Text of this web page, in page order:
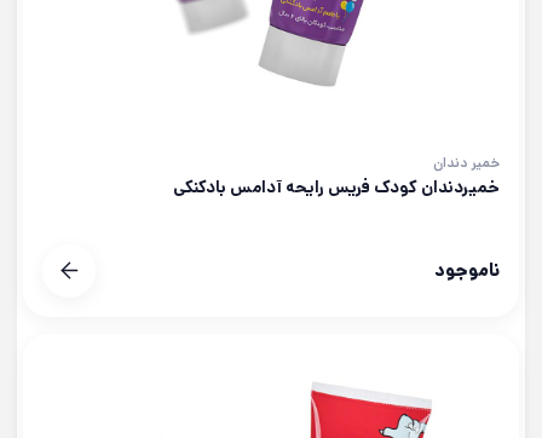
خمیر دندان
خمیردندان کودک فریس رایحه آدامس بادکنکی
ناموجود